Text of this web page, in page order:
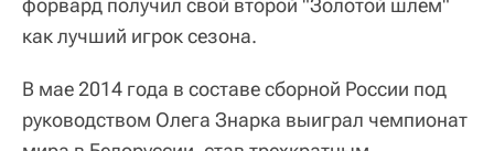
форвард получил свой второй "Золотой шлем"
как лучший игрок сезона.
В мае 2014 года в составе сборной России под
руководством Олега Знарка выиграл чемпионат